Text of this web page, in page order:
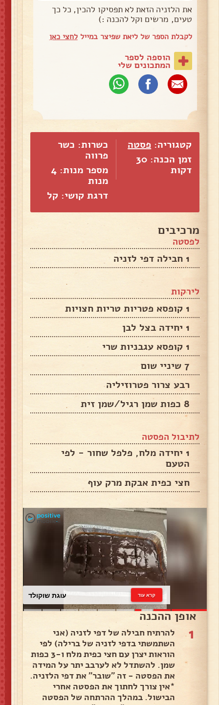
את הלזניה הזאת לא תפסיקו להכין, כל כך
טעים, מרשים וקל להכנה :)
לקבלת הספר של ליאת שפיצר במייללחצי כאן
הוספה לספר
המתכונים שלי
קטגוריה: פסטה
זמן הכנה: 30
דקות
כשרות: כשר
פרווה
מספר מנות: 4
מנות
דרגת קושי: קל
מרכיבים
לפסטה
1 חבילה דפי לזניה
לירקות
1 קופסא פטריות טריות חצויות
1 יחידה בצל לבן
1 קופסא עגבניות שרי
7 שיניי שום
רבע צרור פטרוזיליה
8 כפות שמן רגיל/שמן זית
לתיבול הפסטה
1 יחידה מלח, פלפל שחור - לפי
הטעם
חצי כפית אבקת מרק עוף
עוגת שוקולד קרא עוד
אופן ההכנה
1
להרתיח חבילה של דפי לזניה (אני
השתמשתי בדפי לזניה של ברילה) לפי
הוראות יצרן עם חצי כפית מלח ו-3 כפות
שמן. להשתדל לא לערבב יתר על המידה
את הפסטה - זה "שובר" את דפי הלזניה.
*אין צורך לחתוך את הפסטה אחרי
הבישול. במהלך ההרתחה של הפסטה